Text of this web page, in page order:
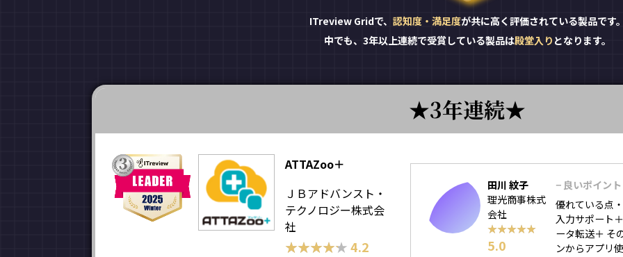
ITreview Gridで、 認知度・満足度が共に高く評価されている製品です
中でも、3年以上連続で受賞している製品は殿堂入り となります。
3年連続
ATTAZoo＋
ＪＢアドバンスト・
テクノロジー株式会
社
★★★★★
★★★★★ 4.2
田川 紋子
理光商事株式
会社
★★★★★
★★★★★
5.0
− 良いポイント
優れている点
入力サポート
ータ転送＋ そ
ンからアプリ